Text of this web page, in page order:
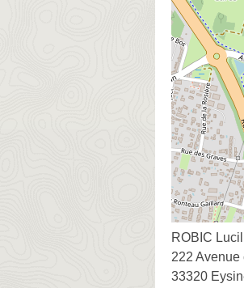
ROBIC
222 Avenue
33320